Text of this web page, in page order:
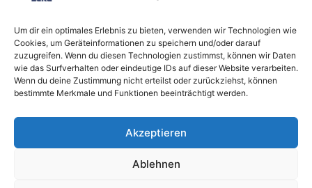
Um dir ein optimales Erlebnis zu bieten, verwenden wir Technologien wie
Cookies, um Geräteinformationen zu speichern und/oder darauf
zuzugreifen. Wenn du diesen Technologien zustimmst, können wir Daten
wie das Surfverhalten oder eindeutige IDs auf dieser Website verarbeiten.
Wenn du deine Zustimmung nicht erteilst oder zurückziehst, können
bestimmte Merkmale und Funktionen beeinträchtigt werden.
Akzeptieren
Ablehnen
wachsende Kinder und kleine Räume
Deutschland endlich ein Recht auf Kühlung
braucht
Schneckentempo: Die langsamsten Autos der
Welt
Extremismus
Softwareentwicklungsteam: Das sind die